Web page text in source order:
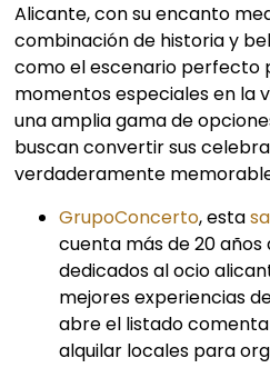
Alicante, con su encanto
combinación de historia y
como el escenario perfecto
momentos especiales en la
una amplia gama de
buscan convertir sus
verdaderamente
GrupoConcerto, esta
cuenta más de 20
dedicados al ocio
mejores experiencias
abre el listado
alquilar locales para